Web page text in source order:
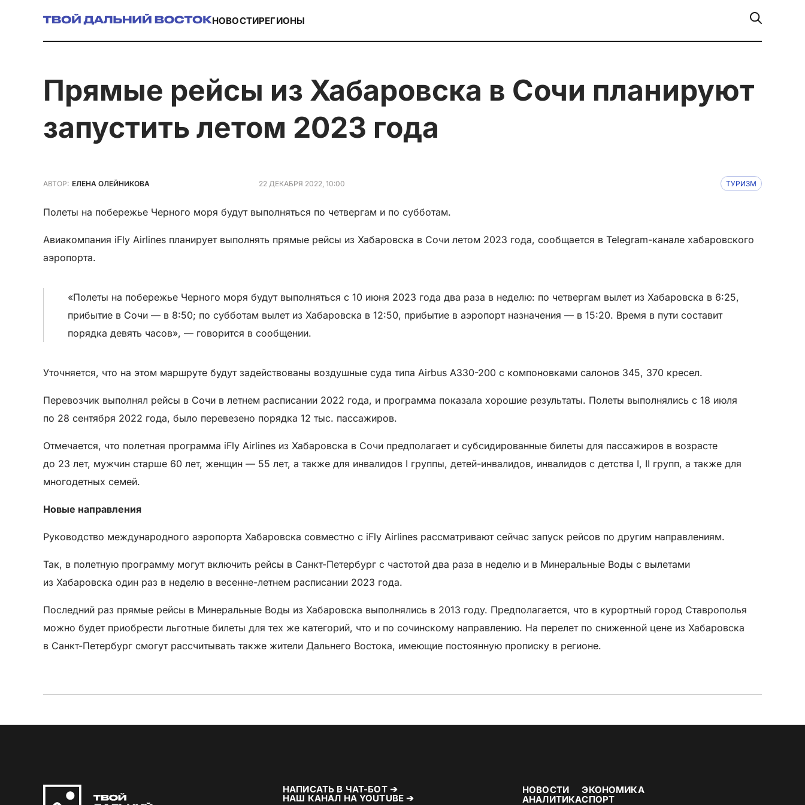
НОВОСТИРЕГИОНЫ
Прямые рейсы из Хабаровска в Сочи планируют
запустить летом 2023 года
АВТОР: ЕЛЕНА ОЛЕЙНИКОВА 22 ДЕКАБРЯ 2022, 10:00 ТУРИЗМ
Полеты на побережье Черного моря будут выполняться по четвергам и по субботам.
Авиакомпания iFly Airlines планирует выполнять прямые рейсы из Хабаровска в Сочи летом 2023 года, сообщается в Telegram-канале хабаровского
аэропорта.
«Полеты на побережье Черного моря будут выполняться с 10 июня 2023 года два раза в неделю: по четвергам вылет из Хабаровска в 6:25,
прибытие в Сочи — в 8:50; по субботам вылет из Хабаровска в 12:50, прибытие в аэропорт назначения — в 15:20. Время в пути составит
порядка девять часов», — говорится в сообщении.
Уточняется, что на этом маршруте будут задействованы воздушные суда типа Airbus A330-200 с компоновками салонов 345, 370 кресел.
Перевозчик выполнял рейсы в Сочи в летнем расписании 2022 года, и программа показала хорошие результаты. Полеты выполнялись с 18 июля
по 28 сентября 2022 года, было перевезено порядка 12 тыс. пассажиров.
Отмечается, что полетная программа iFly Airlines из Хабаровска в Сочи предполагает и субсидированные билеты для пассажиров в возрасте
до 23 лет, мужчин старше 60 лет, женщин — 55 лет, а также для инвалидов I группы, детей-инвалидов, инвалидов с детства I, II групп, а также для
многодетных семей.
Новые направления
Руководство международного аэропорта Хабаровска совместно с iFly Airlines рассматривают сейчас запуск рейсов по другим направлениям.
Так, в полетную программу могут включить рейсы в Санкт-Петербург с частотой два раза в неделю и в Минеральные Воды с вылетами
из Хабаровска один раз в неделю в весенне-летнем расписании 2023 года.
Последний раз прямые рейсы в Минеральные Воды из Хабаровска выполнялись в 2013 году. Предполагается, что в курортный город Ставрополья
можно будет приобрести льготные билеты для тех же категорий, что и по сочинскому направлению. На перелет по сниженной цене из Хабаровска
в Санкт-Петербург смогут рассчитывать также жители Дальнего Востока, имеющие постоянную прописку в регионе.
НАПИСАТЬ В ЧАТ-БОТ ➔
НАШ КАНАЛ НА YOUTUBE ➔
НОВОСТИ
АНАЛИТИКА
ЭКОНОМИКА
СПОРТ